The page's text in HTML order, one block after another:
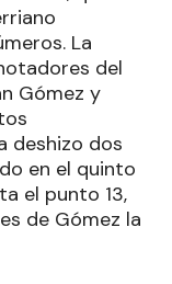
La
del
Gómez y
deshizo dos
en el quinto
el punto 13,
de Gómez la